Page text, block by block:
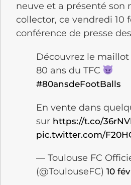
neuve et a présenté son
collector, ce vendredi 10
conférence de presse
Découvrez le
80 ans du TFC
#80ansdeFootBalls
En vente dans
sur https://t.co/
pic.twitter.com/
— Toulouse FC
(@ToulouseFC) 10